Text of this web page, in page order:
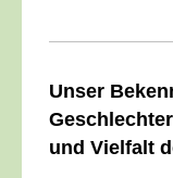
Unser
und Vielfalt